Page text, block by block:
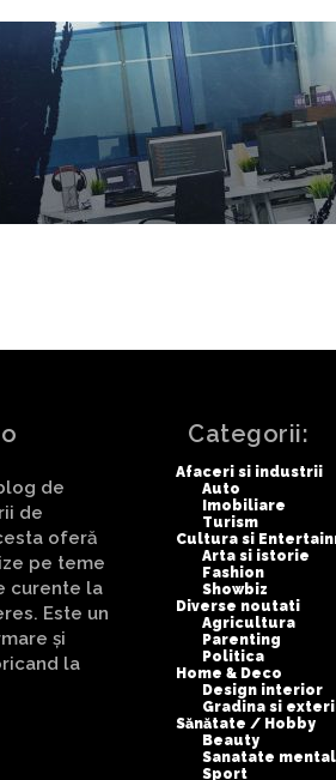
de
de
oferă
pe teme
curente la
Este un
și
la
Categorii:
Afaceri si industrii
Auto
Imobiliare
Turism
Cultura si
Arta si istorie
Fashion
Showbiz
Diverse noutati
Agricultura
Parenting
Politica
Home & Deco
Design interior
Gradina si
Sănătate / Hobby
Beauty
Sanatate
Sport